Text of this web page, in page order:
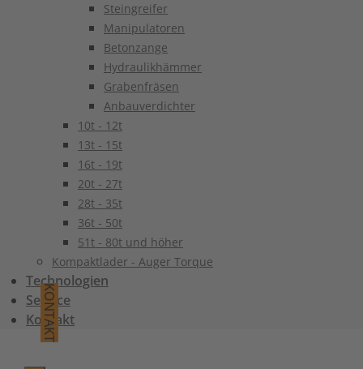
Steingreifer
Manipulatoren
Betonzange
Hydraulikhämmer
Grabenfräsen
Anbauverdichter
10t - 12t
13t - 15t
16t - 19t
20t - 27t
28t - 35t
36t - 50t
51t - 80t und höher
Kompaktlader - Auger Torque
Technologien
Service
Kontakt
KONTAKT